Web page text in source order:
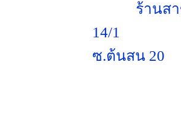
ร้านส
14/1
ซ.ต้นสน 20